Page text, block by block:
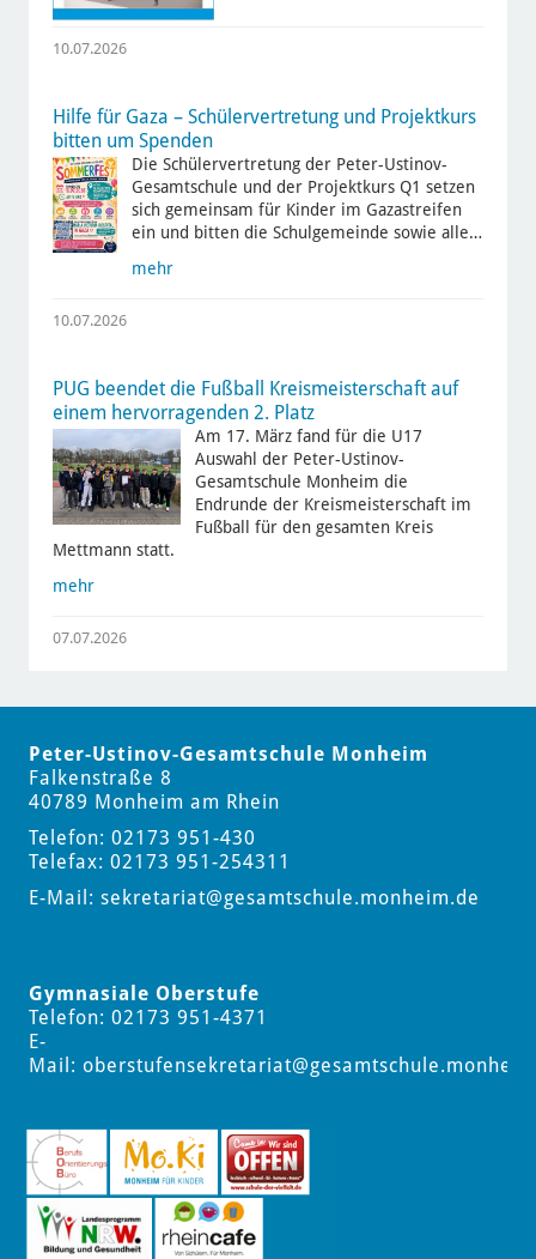
10.07.2026
Hilfe für Gaza – Schülervertretung und Projektkurs
bitten um Spenden
Die Schülervertretung der Peter-Ustinov-
Gesamtschule und der Projektkurs Q1 setzen
sich gemeinsam für Kinder im Gazastreifen
ein und bitten die Schulgemeinde sowie alle…
mehr
10.07.2026
PUG beendet die Fußball Kreismeisterschaft auf
einem hervorragenden 2. Platz
Am 17. März fand für die U17
Auswahl der Peter-Ustinov-
Gesamtschule Monheim die
Endrunde der Kreismeisterschaft im
Fußball für den gesamten Kreis
Mettmann statt.
mehr
07.07.2026
Peter-Ustinov-Gesamtschule Monheim
Falkenstraße 8
40789 Monheim am Rhein
Telefon: 02173 951-430
Telefax: 02173 951-254311
E-Mail: sekretariat@gesamtschule.monheim.de
Gymnasiale Oberstufe
Telefon: 02173 951-4371
E-
Mail: oberstufensekretariat